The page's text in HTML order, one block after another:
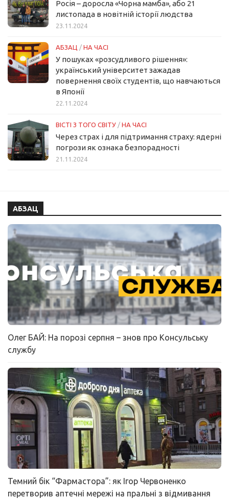
Росія – доросла «Чорна мамба», або 21
листопада в новітній історії людства
23.11.2024
АБЗАЦ / НА ЧАСІ
У пошуках «розсудливого рішення»:
український університет зажадав
повернення своїх студентів, що навчаються
в Японії
22.11.2024
ВІСТІ З ТОГО СВІТУ / НА ЧАСІ
Через страх і для підтримання страху: ядерні
погрози як ознака безпорадності
21.11.2024
АБЗАЦ
Олег БАЙ: На порозі серпня – знов про Консульську
службу
Темний бік “Фармастора”: як Ігор Червоненко
перетворив аптечні мережі на пральні з відмивання